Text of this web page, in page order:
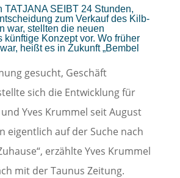
TATJANA SEIBT 24 Stunden,
zum Verkauf des Kilb-
war, stellten die neuen
künftige Konzept vor. Wo früher
heißt es in Zukunft „Bembel
gesucht, Geschäft
sich die Entwicklung für
Yves Krummel seit August
eigentlich auf der Suche nach
erzählte Yves Krummel
mit der Taunus Zeitung.